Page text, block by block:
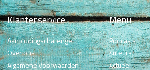
Klantenservice
Aanbiddingschallenge
Over ons
Algemene Voorwaarden
Menu
Podcasts
Auteurs
Actueel